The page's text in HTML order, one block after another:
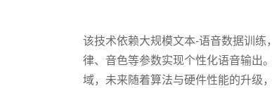
该技术依赖大规模文本-语音数据训练
律、音色等参数实现个性化语音输出
域，未来随着算法与硬件性能的升级